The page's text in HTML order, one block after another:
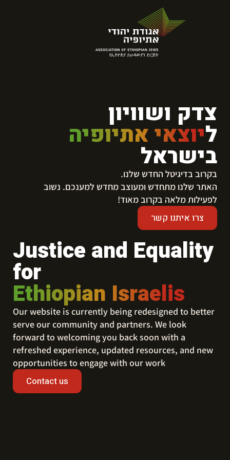
צדק ושוויון
ליוצאי אתיופיה
בישראל
בקרוב בדיגיטל החדש שלנו.
​האתר שלנו מתחדש ומעוצב מחדש למענכם. נשוב
לפעילות מלאה בקרוב מאוד!
צרו איתנו קשר
Justice and Equality
for
Ethiopian Israelis
Our website is currently being redesigned to better
serve our community and partners. We look
forward to welcoming you back soon with a
refreshed experience, updated resources, and new
opportunities to engage with our work
Contact us